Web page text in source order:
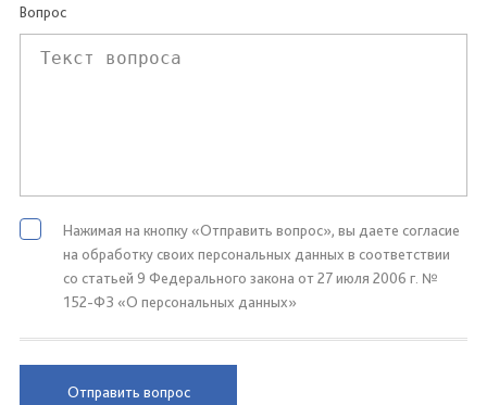
Вопрос
Нажимая на кнопку «Отправить вопрос», вы даете согласие
на обработку своих персональных данных в соответствии
со статьей 9 Федерального закона от 27 июля 2006 г. №
152-ФЗ «О персональных данных»
Отправить вопрос